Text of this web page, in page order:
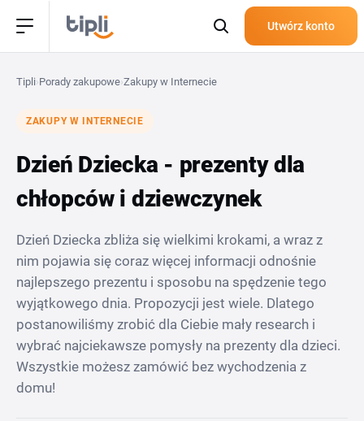
Utwórz konto
Tipli›Porady zakupowe›Zakupy w Internecie
ZAKUPY W INTERNECIE
Dzień Dziecka - prezenty dla
chłopców i dziewczynek
Dzień Dziecka zbliża się wielkimi krokami, a wraz z
nim pojawia się coraz więcej informacji odnośnie
najlepszego prezentu i sposobu na spędzenie tego
wyjątkowego dnia. Propozycji jest wiele. Dlatego
postanowiliśmy zrobić dla Ciebie mały research i
wybrać najciekawsze pomysły na prezenty dla dzieci.
Wszystkie możesz zamówić bez wychodzenia z
domu!